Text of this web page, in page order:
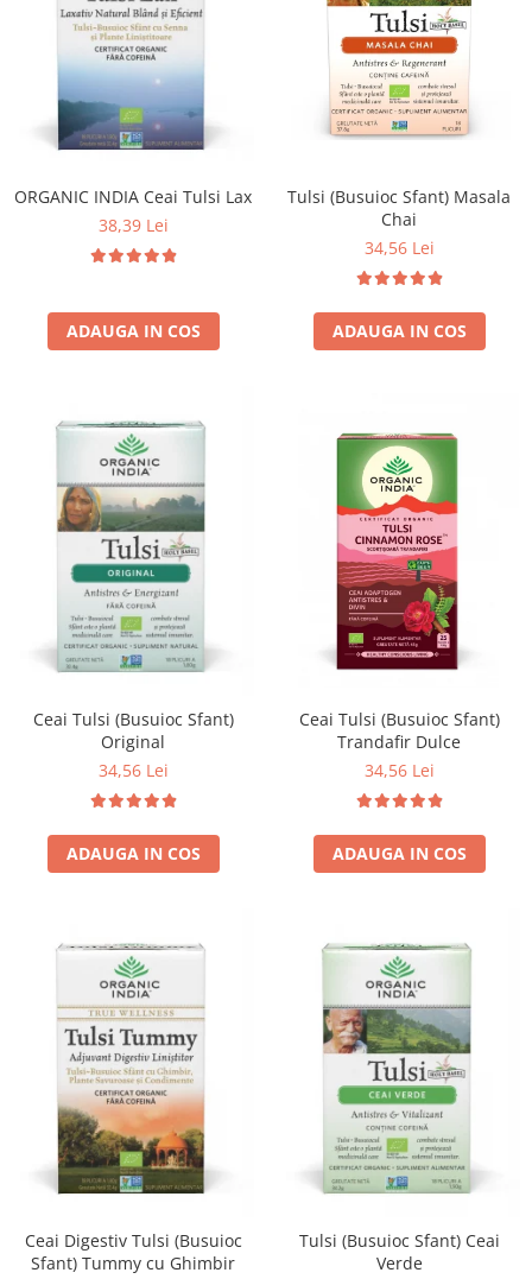
ORGANIC INDIA Ceai Tulsi Lax
38,39 Lei
ADAUGA IN COS
Tulsi (Busuioc Sfant) Masala
Chai
34,56 Lei
ADAUGA IN COS
Ceai Tulsi (Busuioc Sfant)
Original
34,56 Lei
ADAUGA IN COS
Ceai Tulsi (Busuioc Sfant)
Trandafir Dulce
34,56 Lei
ADAUGA IN COS
Ceai Digestiv Tulsi (Busuioc
Sfant) Tummy cu Ghimbir
Tulsi (Busuioc Sfant) Ceai
Verde